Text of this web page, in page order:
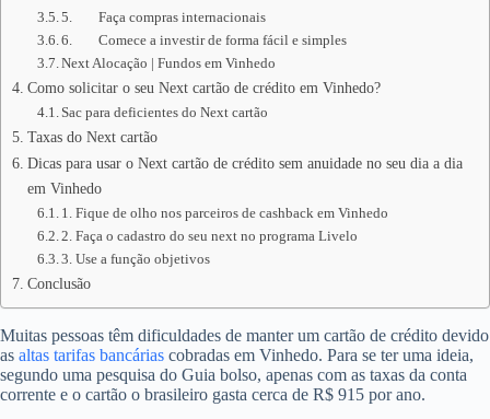
5. Faça compras internacionais
6. Comece a investir de forma fácil e simples
Next Alocação | Fundos em Vinhedo
Como solicitar o seu Next cartão de crédito em Vinhedo?
Sac para deficientes do Next cartão
Taxas do Next cartão
Dicas para usar o Next cartão de crédito sem anuidade no seu dia a dia
em Vinhedo
1. Fique de olho nos parceiros de cashback em Vinhedo
2. Faça o cadastro do seu next no programa Livelo
3. Use a função objetivos
Conclusão
Muitas pessoas têm dificuldades de manter um cartão de crédito devido
as altas tarifas bancárias cobradas em Vinhedo. Para se ter uma ideia,
segundo uma pesquisa do Guia bolso, apenas com as taxas da conta
corrente e o cartão o brasileiro gasta cerca de R$ 915 por ano.